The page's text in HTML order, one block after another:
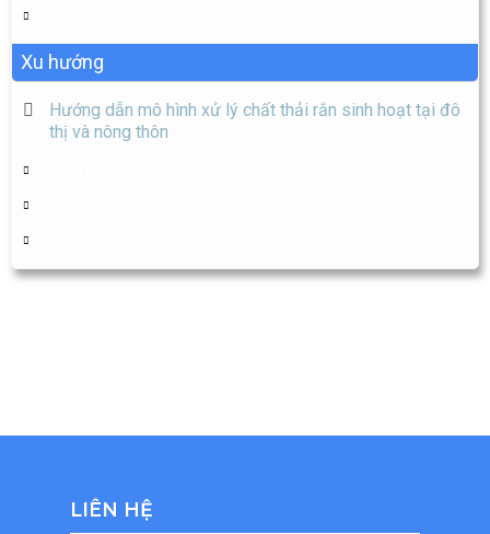
Xu hướng
Hướng dẫn mô hình xử lý chất thải rắn sinh hoạt tại đô
thị và nông thôn
LIÊN HỆ